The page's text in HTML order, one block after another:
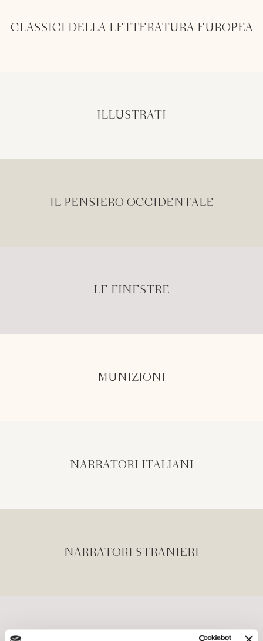
CLASSICI DELLA LETTERATURA EUROPEA
ILLUSTRATI
IL PENSIERO OCCIDENTALE
LE FINESTRE
MUNIZIONI
NARRATORI ITALIANI
NARRATORI STRANIERI